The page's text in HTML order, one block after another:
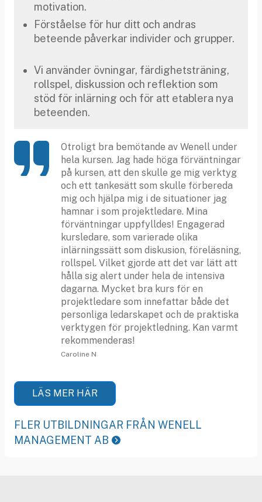
motivation.
Förståelse för hur ditt och andras
beteende påverkar individer och grupper.
Vi använder övningar, färdighetsträning,
rollspel, diskussion och reflektion som
stöd för inlärning och för att etablera nya
beteenden.
Otroligt bra bemötande av Wenell under
hela kursen. Jag hade höga förväntningar
på kursen, att den skulle ge mig verktyg
och ett tankesätt som skulle förbereda
mig och hjälpa mig i de situationer jag
hamnar i som projektledare. Mina
förväntningar uppfylldes! Engagerad
kursledare, som varierade olika
inlärningssätt som diskusion, föreläsning,
rollspel. Vilket gjorde att det var lätt att
hålla sig alert under hela de intensiva
dagarna. Mycket bra kurs för en
projektledare som innefattar både det
personliga ledarskapet och de praktiska
verktygen för projektledning. Kan varmt
rekommenderas!
Caroline N
LÄS MER HÄR
FLER UTBILDNINGAR FRÅN WENELL
MANAGEMENT AB